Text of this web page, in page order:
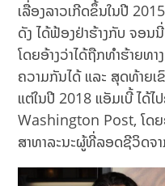
ເລື່ອງລາວເກີດຂຶ້ນໃນປີ
ດັງ ໄດ້ຟ້ອງຢ່າຮ້າງກັບ ຈອນ
ໂດຍອ້າງ​ວ່າ​ໄດ້​ຖືກ​ທຳ​ຮ້າຍ​ທ
ຄວາມກັນໄດ້ ແລະ ສຸດທ້າຍເ
ແຕ່ໃນປີ 2018 ແອັມເບີ້ ໄດ້
Washington Post, ໂດຍ
ສາທາລະນະຜູ້ທີ່ລອດຊີວິດຈ